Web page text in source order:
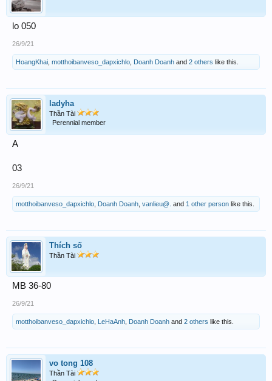
lo 050
26/9/21
HoangKhai motthoibanveso_dapxichlo Doanh Doanh and 2 others like this.
ladyha
Thần Tài
Perennial member
A
03
26/9/21
motthoibanveso_dapxichlo Doanh Doanh vanlieu@. and 1 other person like this.
Thích số
Thần Tài
MB 36-80
26/9/21
motthoibanveso_dapxichlo LeHaAnh Doanh Doanh and 2 others like this.
vo tong 108
Thần Tài